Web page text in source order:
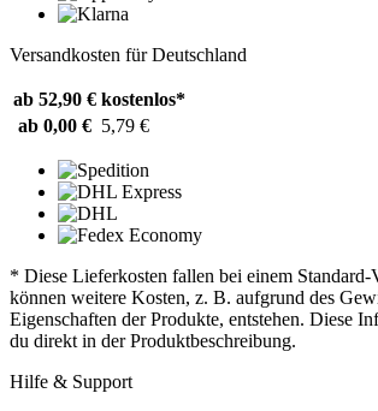
Versandkosten für Deutschland
ab 52,90 € kostenlos*
ab 0,00 € 5,79 €
* Diese Lieferkosten fallen bei einem Standard-
können weitere Kosten, z. B. aufgrund des
Eigenschaften der Produkte, entstehen. Diese
du direkt in der Produktbeschreibung.
Hilfe & Support